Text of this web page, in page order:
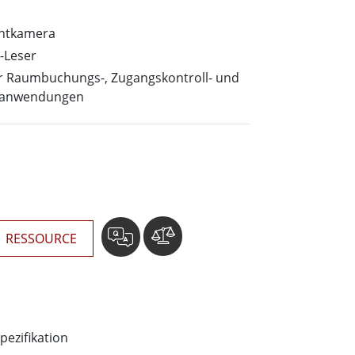
Edelstahl-Panel-PCs
Edelstahldisplay
Leser
Raumbuchungs-, Zugangskontroll- und
RESSOURCE